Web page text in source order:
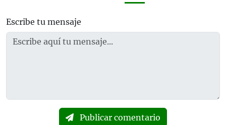
Escribe tu mensaje
Publicar comentario